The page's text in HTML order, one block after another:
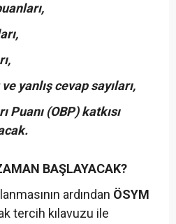
yanlış cevap sayıları,
Puanı (OBP) katkısı
BAŞLAYACAK?
ardından ÖSYM
tercih kılavuzu ile